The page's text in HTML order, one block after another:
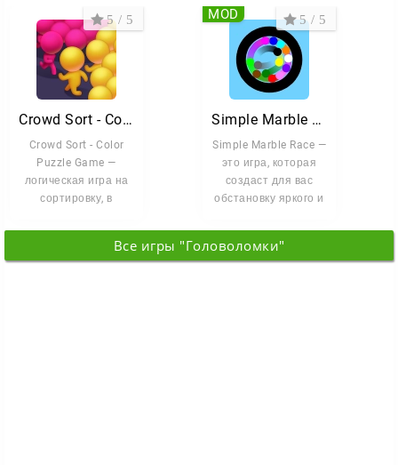
Crowd Sort - Color Puzzle Game
Crowd Sort - Color
Puzzle Game —
логическая игра на
сортировку, в
привычных шариков
5 / 5
Simple Marble Race
Simple Marble Race —
это игра, которая
создаст для вас
обстановку яркого и
гонок
5 / 5
MOD
Все игры "Головоломки"